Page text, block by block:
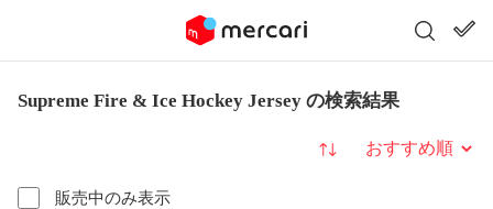
Supreme Fire & Ice Hockey Jersey の検索結果
販売中のみ表示
並び替え